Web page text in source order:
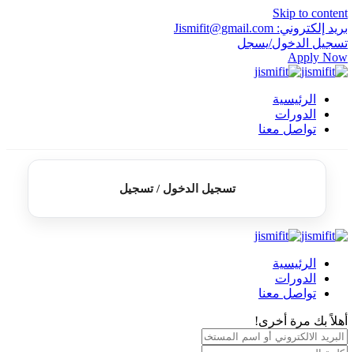
Skip to content
بريد إلكتروني: Jismifit@gmail.com
تسجيل الدخول/يسجل
Apply Now
الرئيسية
الدورات
تواصل معنا
تسجيل الدخول / تسجيل
الرئيسية
الدورات
تواصل معنا
أهلاً بك مرة أخرى!